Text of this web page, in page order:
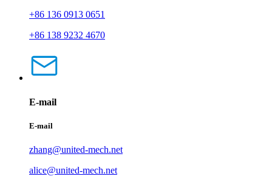
+86 136 0913 0651
+86 138 9232 4670
E-mail
E-mail
zhang@united-mech.net
alice@united-mech.net